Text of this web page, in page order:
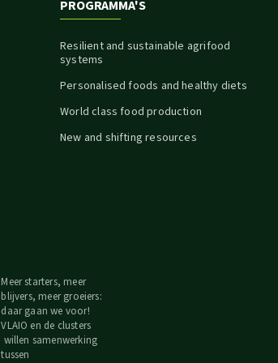
PROGRAMMA'S
Resilient and sustainable agrifood
systems
Personalised foods and healthy diets
World class food production
New and shifting resources
Meer starters, meer
blijvers, meer groeiers:
daar gaan we voor!
VLAIO en de clusters
willen samenwerking
tussen